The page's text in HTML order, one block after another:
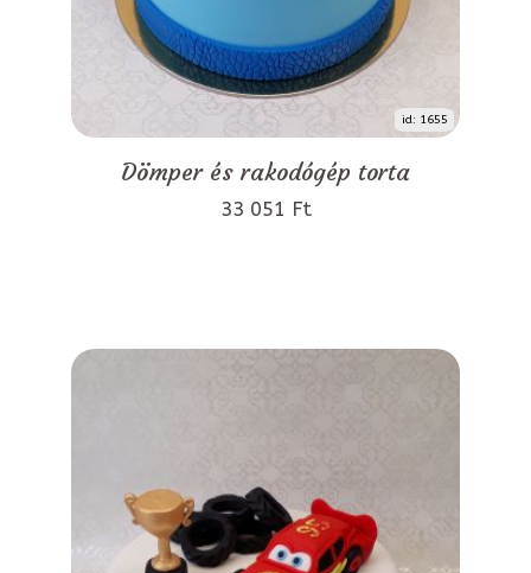
id: 1655
Dömper és rakodógép torta
33 051 Ft